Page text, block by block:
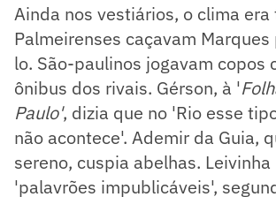
Ainda nos vestiários, o clima era
Palmeirenses caçavam
lo. São-paulinos jogavam copos
ônibus dos rivais. Gérson, à '
Paulo', dizia que no 'Rio esse
não acontece'. Ademir da Guia,
sereno, cuspia abelhas.
'palavrões impublicáveis',